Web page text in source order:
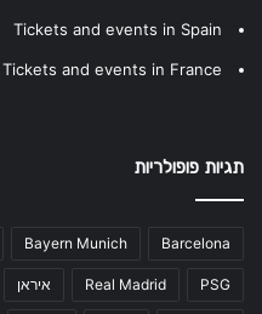
Tickets and events in Spain
Tickets and events in France
תגיות פופולריות
Barcelona
Bayern Munich
PSG
Real Madrid איראן